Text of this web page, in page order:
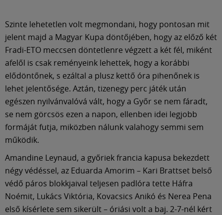
Szinte lehetetlen volt megmondani, hogy pontosan mit
jelent majd a Magyar Kupa döntőjében, hogy az előző két
Fradi-ETO meccsen döntetlenre végzett a két fél, miként
afelől is csak reményeink lehettek, hogy a korábbi
elődöntőnek, s ezáltal a plusz kettő óra pihenőnek is
lehet jelentősége. Aztán, tizenegy perc játék után
egészen nyilvánvalóvá vált, hogy a Győr se nem fáradt,
se nem görcsös ezen a napon, ellenben idei legjobb
formáját futja, miközben nálunk valahogy semmi sem
működik.
Amandine Leynaud, a győriek francia kapusa bekezdett
négy védéssel, az Eduarda Amorim – Kari Brattset belső
védő páros blokkjaival teljesen padlóra tette Háfra
Noémit, Lukács Viktória, Kovacsics Anikó és Nerea Pena
első kísérlete sem sikerült – óriási volt a baj. 2-7-nél kért
Közösség
Múzeum
English